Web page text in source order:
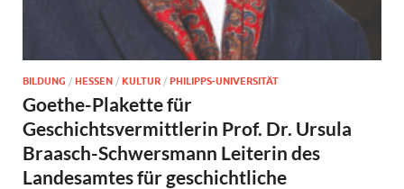
BILDUNG / HESSEN / KULTUR / PHILIPPS-UNIVERSITÄT
Goethe-Plakette für
Geschichtsvermittlerin Prof. Dr. Ursula
Braasch-Schwersmann Leiterin des
Landesamtes für geschichtliche